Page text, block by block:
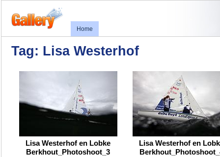
Home
Tag: Lisa Westerhof
Lisa Westerhof en Lobke
Berkhout_Photoshoot_3
Lisa Westerhof en